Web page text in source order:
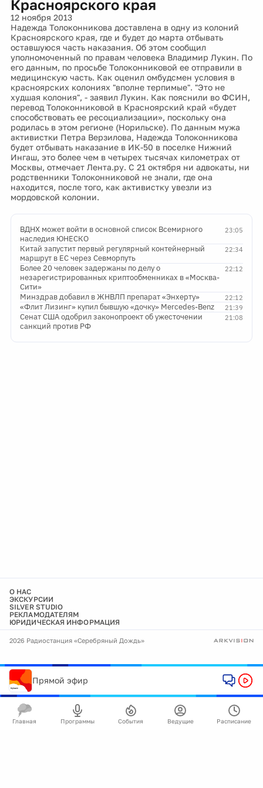
Красноярского края
12 ноября 2013
Надежда Толоконникова доставлена в одну из колоний
Красноярского края, где и будет до марта отбывать
оставшуюся часть наказания. Об этом сообщил
уполномоченный по правам человека Владимир Лукин. По
его данным, по просьбе Толоконниковой ее отправили в
медицинскую часть. Как оценил омбудсмен условия в
красноярских колониях "вполне терпимые". "Это не
худшая колония", - заявил Лукин. Как пояснили во ФСИН,
перевод Толоконниковой в Красноярский край «будет
способствовать ее ресоциализации», поскольку она
родилась в этом регионе (Норильске). По данным мужа
активистки Петра Верзилова, Надежда Толоконникова
будет отбывать наказание в ИК-50 в поселке Нижний
Ингаш, это более чем в четырех тысячах километрах от
Москвы, отмечает Лента.ру. С 21 октября ни адвокаты, ни
родственники Толоконниковой не знали, где она
находится, после того, как активистку увезли из
мордовской колонии.
23:05
ВДНХ может войти в основной список Всемирного
наследия ЮНЕСКО
22:34
Китай запустит первый регулярный контейнерный
маршрут в ЕС через Севморпуть
22:12
Более 20 человек задержаны по делу о
незарегистрированных криптообменниках в «Москва-
Сити»
22:12
Минздрав добавил в ЖНВЛП препарат «Энхерту»
21:39
«Флит Лизинг» купил бывшую «дочку» Mercedes-Benz
21:08
Сенат США одобрил законопроект об ужесточении
санкций против РФ
О НАС
ЭКСКУРСИИ
SILVER STUDIO
РЕКЛАМОДАТЕЛЯМ
ЮРИДИЧЕСКАЯ ИНФОРМАЦИЯ
2026 Радиостанция «Серебряный Дождь»
Прямой эфир
Главная Программы События Ведущие Расписание